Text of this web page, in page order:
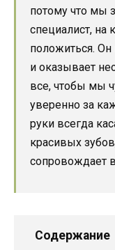
потому что мы
специалист,
положиться. Он
и оказывает
все, чтобы мы
уверенно за
руки всегда
красивых
сопровождает
Содержание